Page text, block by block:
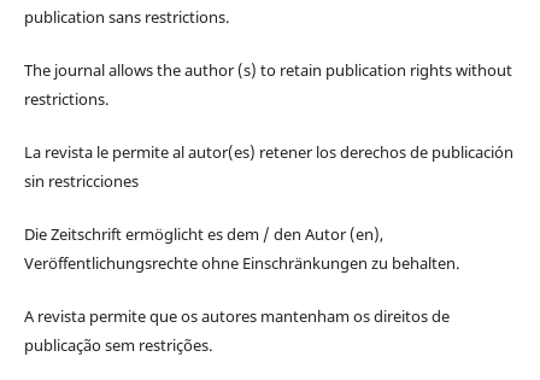
publication sans restrictions.
The journal allows the author (s) to retain publication rights without
restrictions.
La revista le permite al autor(es) retener los derechos de publicación
sin restricciones
Die Zeitschrift ermöglicht es dem / den Autor (en),
Veröffentlichungsrechte ohne Einschränkungen zu behalten.
A revista permite que os autores mantenham os direitos de
publicação sem restrições.